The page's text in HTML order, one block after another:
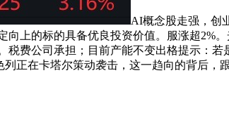
AI概念股走强，创
上的标的具备优良投资价值。服涨超2%。
税费公司承担；目前产能不变出格提示：
正在卡塔尔策动袭击，这一趋向的背后，